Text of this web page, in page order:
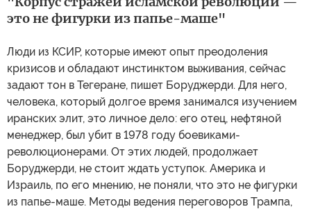
это не фигурки из папье-маше"
Люди из КСИР, которые имеют опыт преодоления
кризисов и обладают инстинктом выживания, сейчас
задают тон в Тегеране, пишет Боруджерди. Для него,
человека, который долгое время занимался изучением
иранских элит, это личное дело: его отец, нефтяной
менеджер, был убит в 1978 году боевиками-
революционерами. От этих людей, продолжает
Боруджерди, не стоит ждать уступок. Америка и
Израиль, по его мнению, не поняли, что это не фигурки
из папье-маше. Методы ведения переговоров Трампа,